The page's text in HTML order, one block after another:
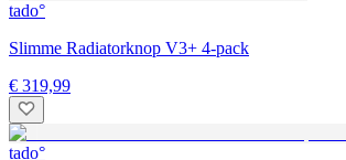
tado°
Slimme Radiatorknop V3+ 4-pack
€ 319,99
tado°